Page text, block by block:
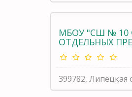
МБОУ "СШ № 10
ОТДЕЛЬНЫХ
399782,